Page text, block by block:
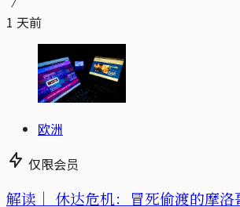
1 天前
欧洲
仅限会员
解读｜ 休达危机：冒死偷渡的摩